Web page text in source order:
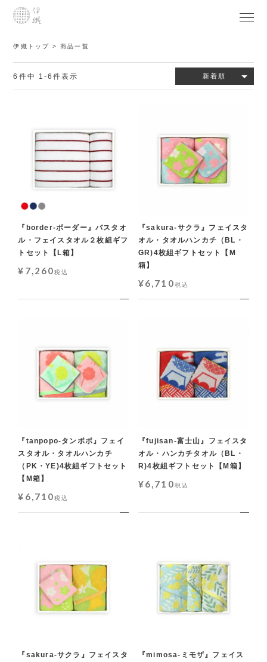
伊織トップ 商品一覧
新着順
6 件中 1 -6件表示
『border-ボーダー』バスタオ
ル・フェイスタオル２枚組ギフ
トセット【L箱】
¥ 7,260税込
『sakura-サクラ』フェイスタ
オル・タオルハンカチ（BL・
GR)4枚組ギフトセット【M
箱】
¥6,710税込
『tanpopo-タンポポ』フェイ
スタオル・タオルハンカチ
（PK・YE)4枚組ギフトセット
【M箱】
¥ 6,710税込
『fujisan-富士山』フェイスタ
オル・ハンカチタオル（BL・
R)4枚組ギフトセット【M箱】
¥6,710税込
『sakura-サクラ』フェイスタ
『mimosa-ミモザ』フェイス